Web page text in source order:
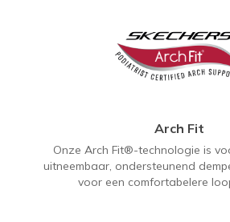
Arch Fit
Onze Arch Fit®-technologie is
uitneembaar, ondersteunend
voor een comfortabelere